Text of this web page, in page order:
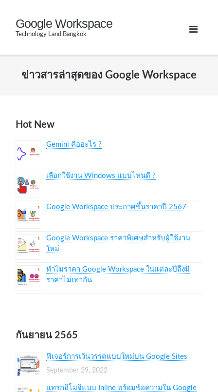
content
Google Workspace
Technology Land Bangkok
ข่าวสารล่าสุดของ Google Workspace
Hot New
Gemini คืออะไร ?
เลือกใช้งาน Windows แบบไหนดี ?
Google Workspace ประกาศขึ้นราคาปี 2567
Google Workspace ราคาพิเศษสำหรับผู้ใช้งาน
ใหม่
ทำไมราคา Google Workspace ในแต่ละปีถึงมี
ราคาไม่เท่ากัน
กันยายน 2565
ฟีเจอร์การเว้นวรรคแบบใหม่บน Google Sites
September 29, 2022
แทรกอิโมจิแบบ Inline พร้อมข้อความใน Google